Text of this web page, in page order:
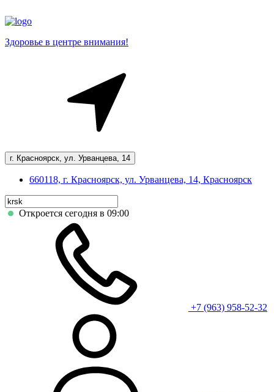
Здоровье в центре внимания!
г. Красноярск, ул. Урванцева, 14
660118, г. Красноярск, ул. Урванцева, 14, Красноярск
Откроется сегодня в 09:00
+7 (963) 958-52-32